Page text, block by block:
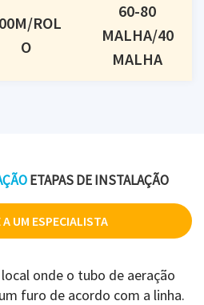
ROL
O
60-80
MALHA/40
MALHA
ETAPAS DE INSTALAÇÃO
UM ESPECIALISTA
onde o tubo de aeração
furo de acordo com a linha.